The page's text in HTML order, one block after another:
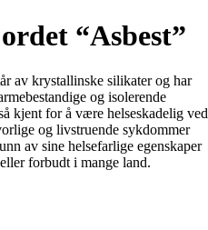
“Asbest”
av krystallinske silikater og har
og isolerende
kjent for å være helseskadelig ved
og livstruende sykdommer
av sine helsefarlige egenskaper
forbudt i mange land.